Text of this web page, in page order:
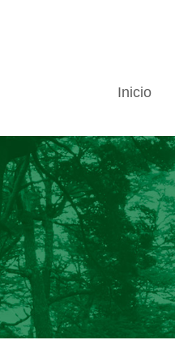
Inicio